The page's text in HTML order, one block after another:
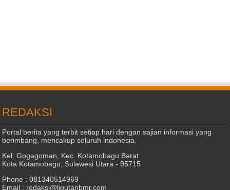
REDAKSI
Portal berita yang terbit setiap hari dengan sajian informasi yang
berimbang, mencakup seluruh indonesia.
Kel. Gogagoman, Kec. Kotamobagu Barat
Kota Kotamobagu, Sulawesi Utara - 95715
Phone : 081340514969
Email : redaksi@liputanbmr.com